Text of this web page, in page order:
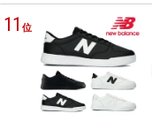
11位